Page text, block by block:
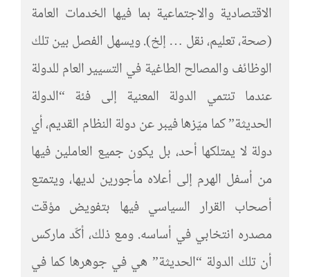
الاقتصادية والاجتماعية بما فيها الخدمات العامة
(صحة، تعليم، نقل … إلخ). ويسهل الفصل بين تلك
الوظائف والمصالح الطاغية في التسيير العام للدولة
عندما تنتمي الدولة المعنية إلى فئة “الدولة
الحديثة” كما ميّزها فيبر عن دولة النظام القديم، أي
دولة لا يمتلكها أحد، بل يكون جميع العاملين فيها
من أسفل الهرم إلى أعلاه مأجورين لديها، ويتمتع
أصحاب القرار السياسي فيها بتفويض مؤقت
مصدره انتخابي في أساسه. ومع ذلك، أكّد ماركس
أن تلك الدولة “الحديثة” هي في جوهرها كما في